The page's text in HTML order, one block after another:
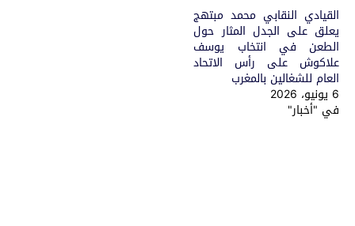
القيادي النقابي محمد مبتهج
يعلق على الجدل المثار حول
الطعن في انتخاب يوسف
علاكوش على رأس الاتحاد
العام للشغالين بالمغرب
6 يونيو، 2026
في "أخبار"